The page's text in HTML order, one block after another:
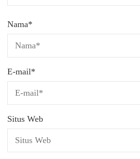
Nama*
E-mail*
Situs Web